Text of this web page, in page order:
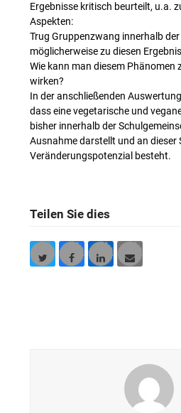
Ergebnisse kritisch beurteilt, u.a.
Aspekten:
Trug Gruppenzwang innerhalb
möglicherweise zu diesen
Wie kann man diesem Phänomen
wirken?
In der anschließenden
dass eine vegetarische und
bisher innerhalb der
Ausnahme darstellt und an dieser
Veränderungspotenzial besteht.
Teilen Sie dies